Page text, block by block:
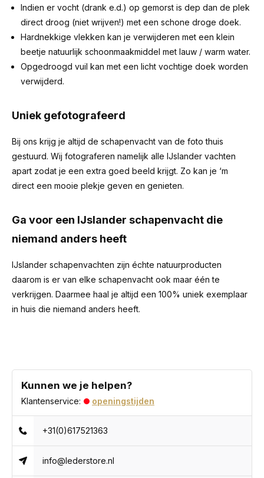
Indien er vocht (drank e.d.) op gemorst is dep dan de plek
direct droog (niet wrijven!) met een schone droge doek.
Hardnekkige vlekken kan je verwijderen met een klein
beetje natuurlijk schoonmaakmiddel met lauw / warm water.
Opgedroogd vuil kan met een licht vochtige doek worden
verwijderd.
Uniek gefotografeerd
Bij ons krijg je altijd de schapenvacht van de foto thuis
gestuurd. Wij fotograferen namelijk alle IJslander vachten
apart zodat je een extra goed beeld krijgt. Zo kan je ‘m
direct een mooie plekje geven en genieten.
Ga voor een IJslander schapenvacht die
niemand anders heeft
IJslander schapenvachten zijn échte natuurproducten
daarom is er van elke schapenvacht ook maar één te
verkrijgen. Daarmee haal je altijd een 100% uniek exemplaar
in huis die niemand anders heeft.
Kunnen we je helpen?
Klantenservice: openingstijden
+31(0)617521363
info@lederstore.nl